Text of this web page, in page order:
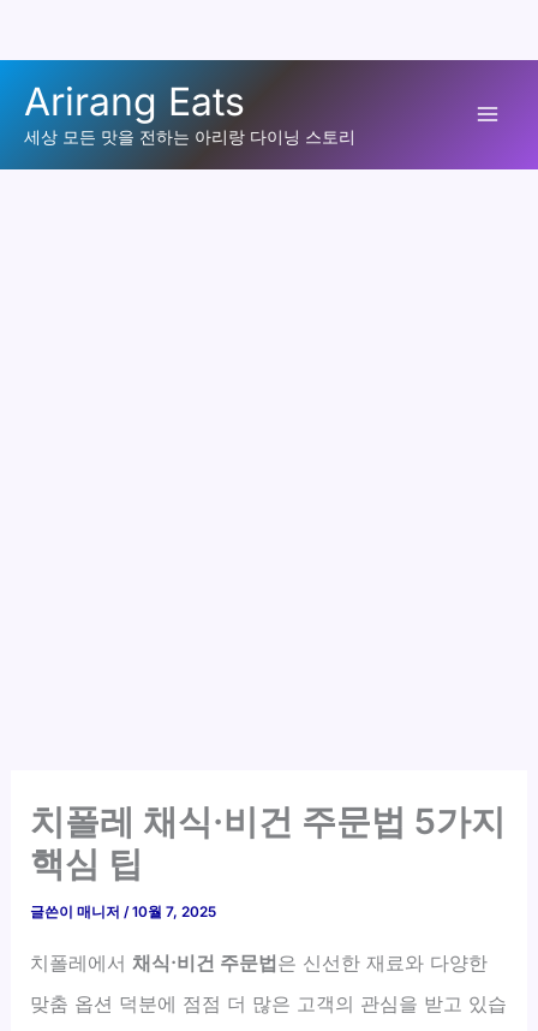
로
Arirang Eats
세상 모든 맛을 전하는 아리랑 다이닝 스토리
치폴레 채식·비건 주문법 5가지
핵심 팁
글쓴이매니저/10월 7, 2025
치폴레에서채식·비건 주문법은 신선한 재료와 다양한
맞춤 옵션 덕분에 점점 더 많은 고객의 관심을 받고 있습